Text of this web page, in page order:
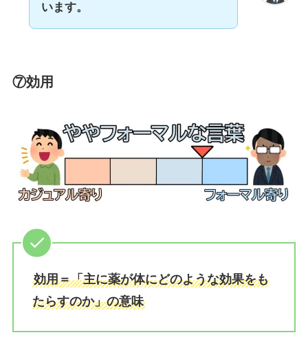
います。
⑦効用
効用＝「主に薬が体にどのような効果をも
たらすのか」の意味